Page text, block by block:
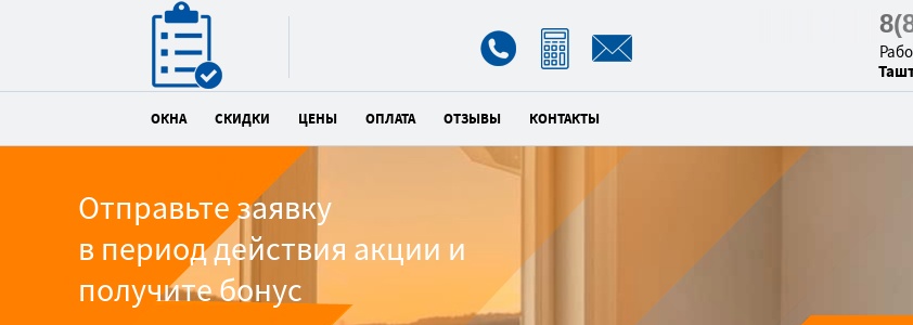
ОКНА СКИДКИ ЦЕНЫ ОПЛАТА ОТЗЫВЫ КОНТАКТЫ
Отправьте заявку
в период действия акции и
получите бонус